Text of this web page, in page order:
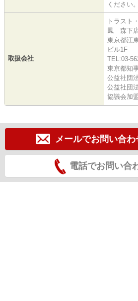
ください。
取扱会社
トラスト
鳳 森下
東京都江
ビル1F
TEL:03-
東京都知
公益社団
公益社団
協議会加
メールでお問い合
電話でお問い合